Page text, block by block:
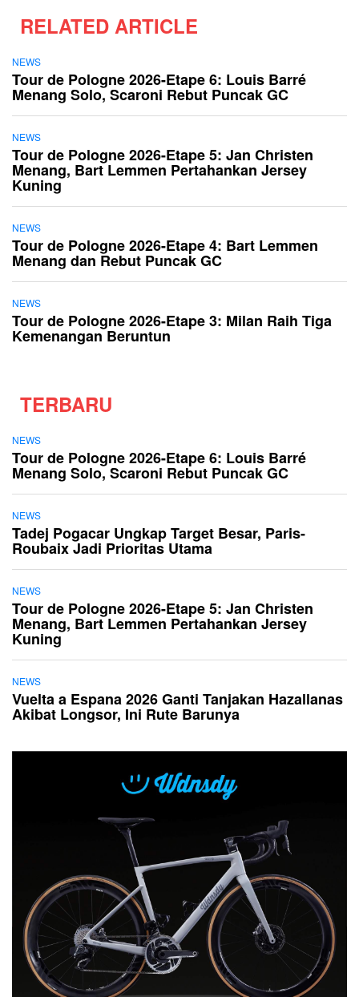
RELATED ARTICLE
NEWS
Tour de Pologne 2026-Etape 6: Louis Barré
Menang Solo, Scaroni Rebut Puncak GC
NEWS
Tour de Pologne 2026-Etape 5: Jan Christen
Menang, Bart Lemmen Pertahankan Jersey
Kuning
NEWS
Tour de Pologne 2026-Etape 4: Bart Lemmen
Menang dan Rebut Puncak GC
NEWS
Tour de Pologne 2026-Etape 3: Milan Raih Tiga
Kemenangan Beruntun
TERBARU
NEWS
Tour de Pologne 2026-Etape 6: Louis Barré
Menang Solo, Scaroni Rebut Puncak GC
NEWS
Tadej Pogacar Ungkap Target Besar, Paris-
Roubaix Jadi Prioritas Utama
NEWS
Tour de Pologne 2026-Etape 5: Jan Christen
Menang, Bart Lemmen Pertahankan Jersey
Kuning
NEWS
Vuelta a Espana 2026 Ganti Tanjakan Hazallanas
Akibat Longsor, Ini Rute Barunya